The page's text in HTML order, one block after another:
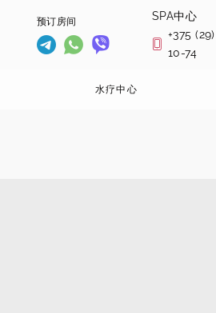
预订房间
SPA中心
+375
10-74
水疗中心